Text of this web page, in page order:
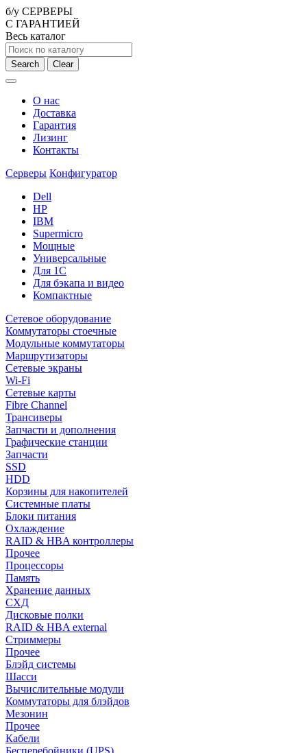
б/у СЕРВЕРЫ
С ГАРАНТИЕЙ
Весь каталог
Search Clear
О нас
Доставка
Гарантия
Лизинг
Контакты
Серверы Конфигуратор
Dell
HP
IBM
Supermicro
Мощные
Универсальные
Для 1С
Для бэкапа и видео
Компактные
Сетевое оборудование
Коммутаторы стоечные
Модульные коммутаторы
Маршрутизаторы
Сетевые экраны
Wi-Fi
Сетевые карты
Fibre Channel
Трансиверы
Запчасти и дополнения
Графические станции
Запчасти
SSD
HDD
Корзины для накопителей
Системные платы
Блоки питания
Охлаждение
RAID & HBA контроллеры
Прочее
Процессоры
Память
Хранение данных
СХД
Дисковые полки
RAID & HBA external
Стриммеры
Прочее
Блэйд системы
Шасси
Вычислительные модули
Коммутаторы для блэйдов
Мезонин
Прочее
Кабели
Бесперебойники (UPS)